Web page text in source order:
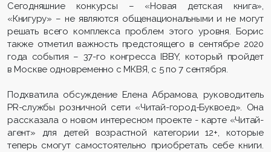
Сегодняшние конкурсы – «Новая детская книга»,
«Книгуру» – не являются общенациональными и не могут
решать всего комплекса проблем этого уровня. Борис
также отметил важность предстоящего в сентябре 2020
года события – 37-го конгресса IBBY, который пройдет
в Москве одновременно с МКВЯ, с 5 по 7 сентября.
Подхватила обсуждение Елена Абрамова, руководитель
PR-службы розничной сети «Читай-город-Буквоед». Она
рассказала о новом интересном проекте - карте «Читай-
агент» для детей возрастной категории 12+, которые
теперь смогут самостоятельно приобретать себе книги.